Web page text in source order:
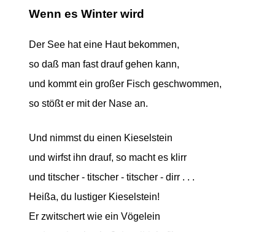
Wenn es Winter wird
Der See hat eine Haut bekommen,
so daß man fast drauf gehen kann,
und kommt ein großer Fisch geschwommen,
so stößt er mit der Nase an.
Und nimmst du einen Kieselstein
und wirfst ihn drauf, so macht es klirr
und titscher - titscher - titscher - dirr . . .
Heißa, du lustiger Kieselstein!
Er zwitschert wie ein Vögelein